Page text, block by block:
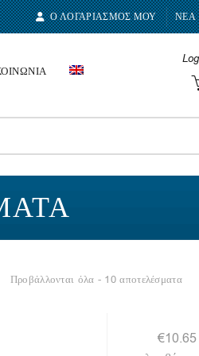
Ο ΛΟΓΑΡΙΑΣΜΟΣ ΜΟΥ ΝΕΑ
Προβάλλονται όλα - 10 αποτελέσματα
€10.65